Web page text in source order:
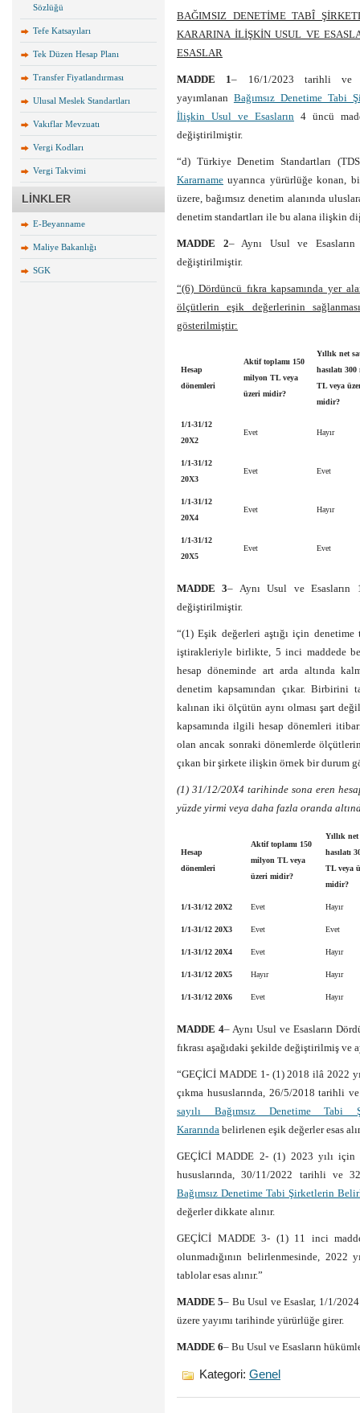
Sözlüğü
Tefe Katsayıları
Tek Düzen Hesap Planı
Transfer Fiyatlandırması
Ulusal Meslek Standartları
Vakıflar Mevzuatı
Vergi Kodları
Vergi Takvimi
LİNKLER
E-Beyanname
Maliye Bakanlığı
SGK
BAĞIMSIZ DENETİME TABÎ
KARARINA İLİŞKİN USUL VE
ESASLAR
MADDE 1– 16/1/2023 tarihli ve
yayımlanan Bağımsız Denetime Tabi
İlişkin Usul ve Esasların 4 üncü
değiştirilmiştir.
“d) Türkiye Denetim Standartları
Kararname uyarınca yürürlüğe konan,
üzere, bağımsız denetim alanında
denetim standartları ile bu alana ilişkin
MADDE 2– Aynı Usul ve Esasların
değiştirilmiştir.
“(6) Dördüncü fıkra kapsamında yer
ölçütlerin eşik değerlerinin
gösterilmiştir:
Hesap
dönemleri
Aktif toplamı 150
milyon TL veya
üzeri midir?
Yıllık net
hasılatı
TL veya
midir?
1/1-31/12
20X2
Evet Hayır
1/1-31/12
20X3
Evet Evet
1/1-31/12
20X4
Evet Hayır
1/1-31/12
20X5
Evet Evet
MADDE 3– Aynı Usul ve Esasların
değiştirilmiştir.
“(1) Eşik değerleri aştığı için
iştirakleriyle birlikte, 5 inci maddede
hesap döneminde art arda altında
denetim kapsamından çıkar. Birbirini
kalınan iki ölçütün aynı olması şart
kapsamında ilgili hesap dönemleri
olan ancak sonraki dönemlerde
çıkan bir şirkete ilişkin örnek bir durum
(1) 31/12/20X4 tarihinde sona eren
yüzde yirmi veya daha fazla oranda
Hesap
dönemleri
Aktif toplamı 150
milyon TL veya
üzeri midir?
Yıllık net
hasılatı
TL veya
midir?
1/1-31/12 20X2 Evet Hayır
1/1-31/12 20X3 Evet Evet
1/1-31/12 20X4 Evet Hayır
1/1-31/12 20X5 Hayır Hayır
1/1-31/12 20X6 Evet Hayır
MADDE 4– Aynı Usul ve Esasların
fıkrası aşağıdaki şekilde değiştirilmiş ve
“GEÇİCİ MADDE 1- (1) 2018 ilâ 2022
çıkma hususlarında, 26/5/2018 tarihli
sayılı Bağımsız Denetime
Kararında belirlenen eşik değerler esas
GEÇİCİ MADDE 2- (1) 2023 yılı için
hususlarında, 30/11/2022 tarihli ve
Bağımsız Denetime Tabi Şirketlerin
değerler dikkate alınır.
GEÇİCİ MADDE 3- (1) 11 inci
olunmadığının belirlenmesinde,
tablolar esas alınır.”
MADDE 5– Bu Usul ve Esaslar, 1/1/
üzere yayımı tarihinde yürürlüğe girer.
MADDE 6– Bu Usul ve Esasların
Kategori: Genel